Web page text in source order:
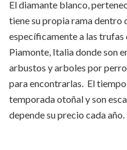
El diamante blanco,
tiene su propia rama dentro
específicamente a las
Piamonte, Italia donde son
arbustos y arboles por
para encontrarlas. El
temporada otoñal y son
depende su precio cada año.